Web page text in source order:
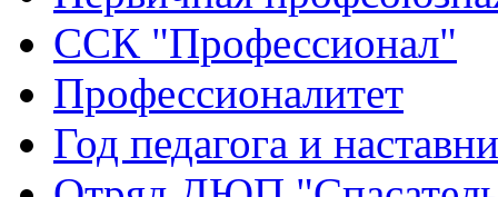
ССК "Профессионал"
Профессионалитет
Год педагога и